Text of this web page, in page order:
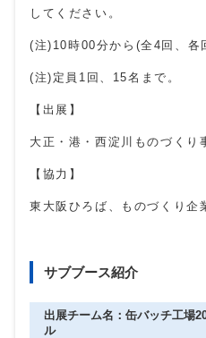
してください。
(注)10時00分から(全4回、各
(注)定員1回、15名まで。
【出展】
大正・港・西淀川ものづくり
【協力】
東大阪ひろば、ものづくり企
サブブース紹介
出展チーム名：缶バッチ工場
ル